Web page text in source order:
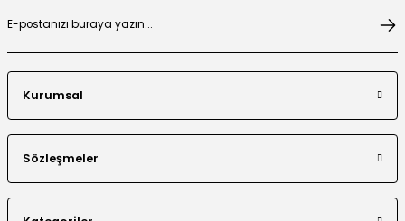
Kurumsal
Sözleşmeler